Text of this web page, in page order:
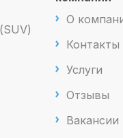
О
Контакты
Услуги
Отзывы
Вакансии